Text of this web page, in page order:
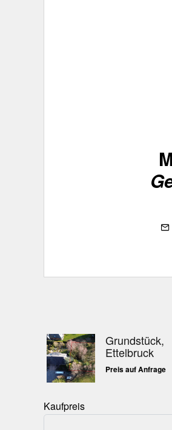
Grundstück,
Ettelbruck
Preis auf Anfrage
Kaufpreis